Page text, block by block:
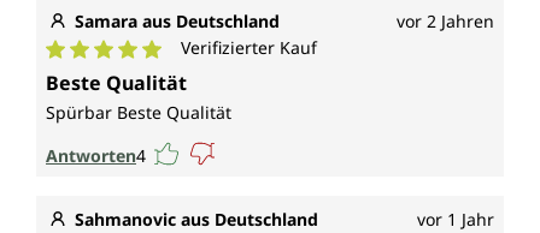
Samara aus Deutschland vor 2 Jahren
Durchschnittliche Bewertung von 5 von 5 Sternen
Verifizierter Kauf
Beste Qualität
Spürbar Beste Qualität
Antworten4
Sahmanovic aus Deutschland vor 1 Jahr